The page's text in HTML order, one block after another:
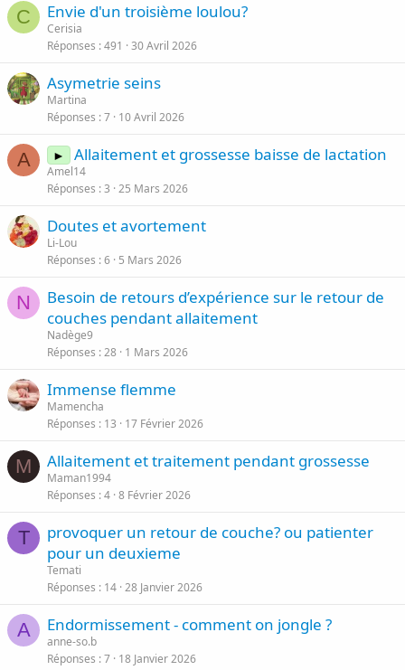
C Envie d'un troisième loulou?
Cerisia
Réponses 491 30 Avril 2026
Asymetrie seins
Martina
Réponses 7 10 Avril 2026
A ► Allaitement et grossesse baisse de lactation
Amel14
Réponses 3 25 Mars 2026
Doutes et avortement
Li-Lou
Réponses 6 5 Mars 2026
N
Besoin de retours d’expérience sur le retour de
couches pendant allaitement
Nadège9
Réponses 28 1 Mars 2026
Immense flemme
Mamencha
Réponses
13 17 Février 2026
M Allaitement et traitement pendant grossesse
Maman1994
Réponses 4 8 Février 2026
T
provoquer un retour de couche? ou patienter
pour un deuxieme
Temati
Réponses
14 28 Janvier 2026
A Endormissement - comment on jongle ?
anne-so.b
Réponses 7 18 Janvier 2026